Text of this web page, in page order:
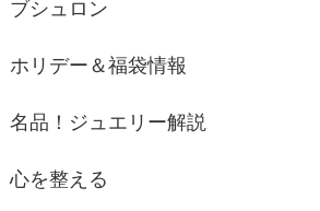
ブシュロン
ホリデー＆福袋情報
名品！ジュエリー解説
心を整える